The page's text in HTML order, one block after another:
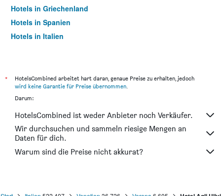
Hotels in Griechenland
Hotels in Spanien
Hotels in Italien
*
HotelsCombined arbeitet hart daran, genaue Preise zu erhalten, jedoch
wird keine Garantie für Preise übernommen.
Darum:
HotelsCombined ist weder Anbieter noch Verkäufer.
Wir durchsuchen und sammeln riesige Mengen an
Daten für dich.
Warum sind die Preise nicht akkurat?